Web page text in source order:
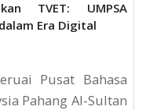
TVET: UMPSA
Era Digital
Pusat Bahasa
Pahang Al-Sultan